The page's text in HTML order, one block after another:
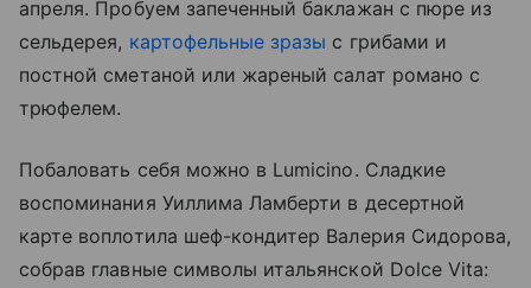
апреля. Пробуем запеченный баклажан с пюре из
сельдерея, картофельные зразы с грибами и
постной сметаной или жареный салат романо с
трюфелем.
Побаловать себя можно в Lumicino. Сладкие
воспоминания Уиллима Ламберти в десертной
карте воплотила шеф-кондитер Валерия Сидорова,
собрав главные символы итальянской Dolce Vita: